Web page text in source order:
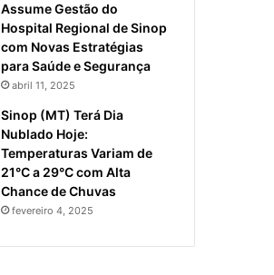
Assume Gestão do
Hospital Regional de Sinop
com Novas Estratégias
para Saúde e Segurança
abril 11, 2025
Sinop (MT) Terá Dia
Nublado Hoje:
Temperaturas Variam de
21°C a 29°C com Alta
Chance de Chuvas
fevereiro 4, 2025